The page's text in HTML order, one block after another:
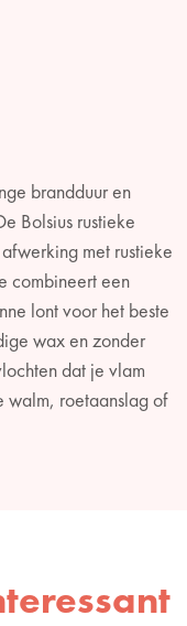
brandduur en
Bolsius rustieke
met rustieke
combineert een
lont voor het beste
wax en zonder
dat je vlam
walm, roetaanslag of